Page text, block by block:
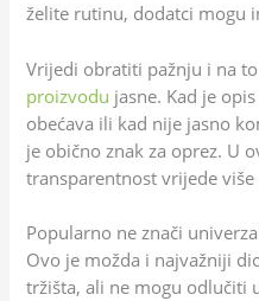
želite rutinu, dodatci mogu
Vrijedi obratiti pažnju i na
proizvodu jasne. Kad je
obećava ili kad nije jasno
je obično znak za oprez. U
transparentnost vrijede
Popularno ne znači
Ovo je možda i najvažniji
tržišta, ali ne mogu odlučiti